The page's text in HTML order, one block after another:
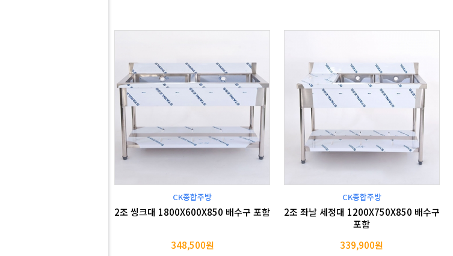
CK종합주방
2조 씽크대 1800X600X850 배수구 포함
348,500원
CK종합주방
2조 좌날 세정대 1200X750X850 배수구
포함
339,900원